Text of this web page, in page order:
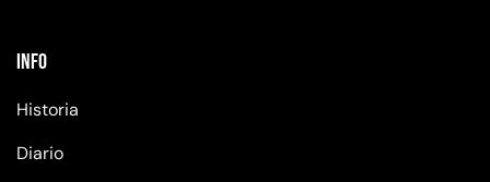
Info
Historia
Diario